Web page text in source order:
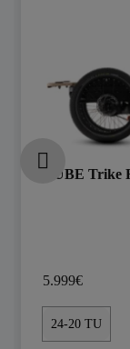
CUBE Trike
5.999€
24-20 TU